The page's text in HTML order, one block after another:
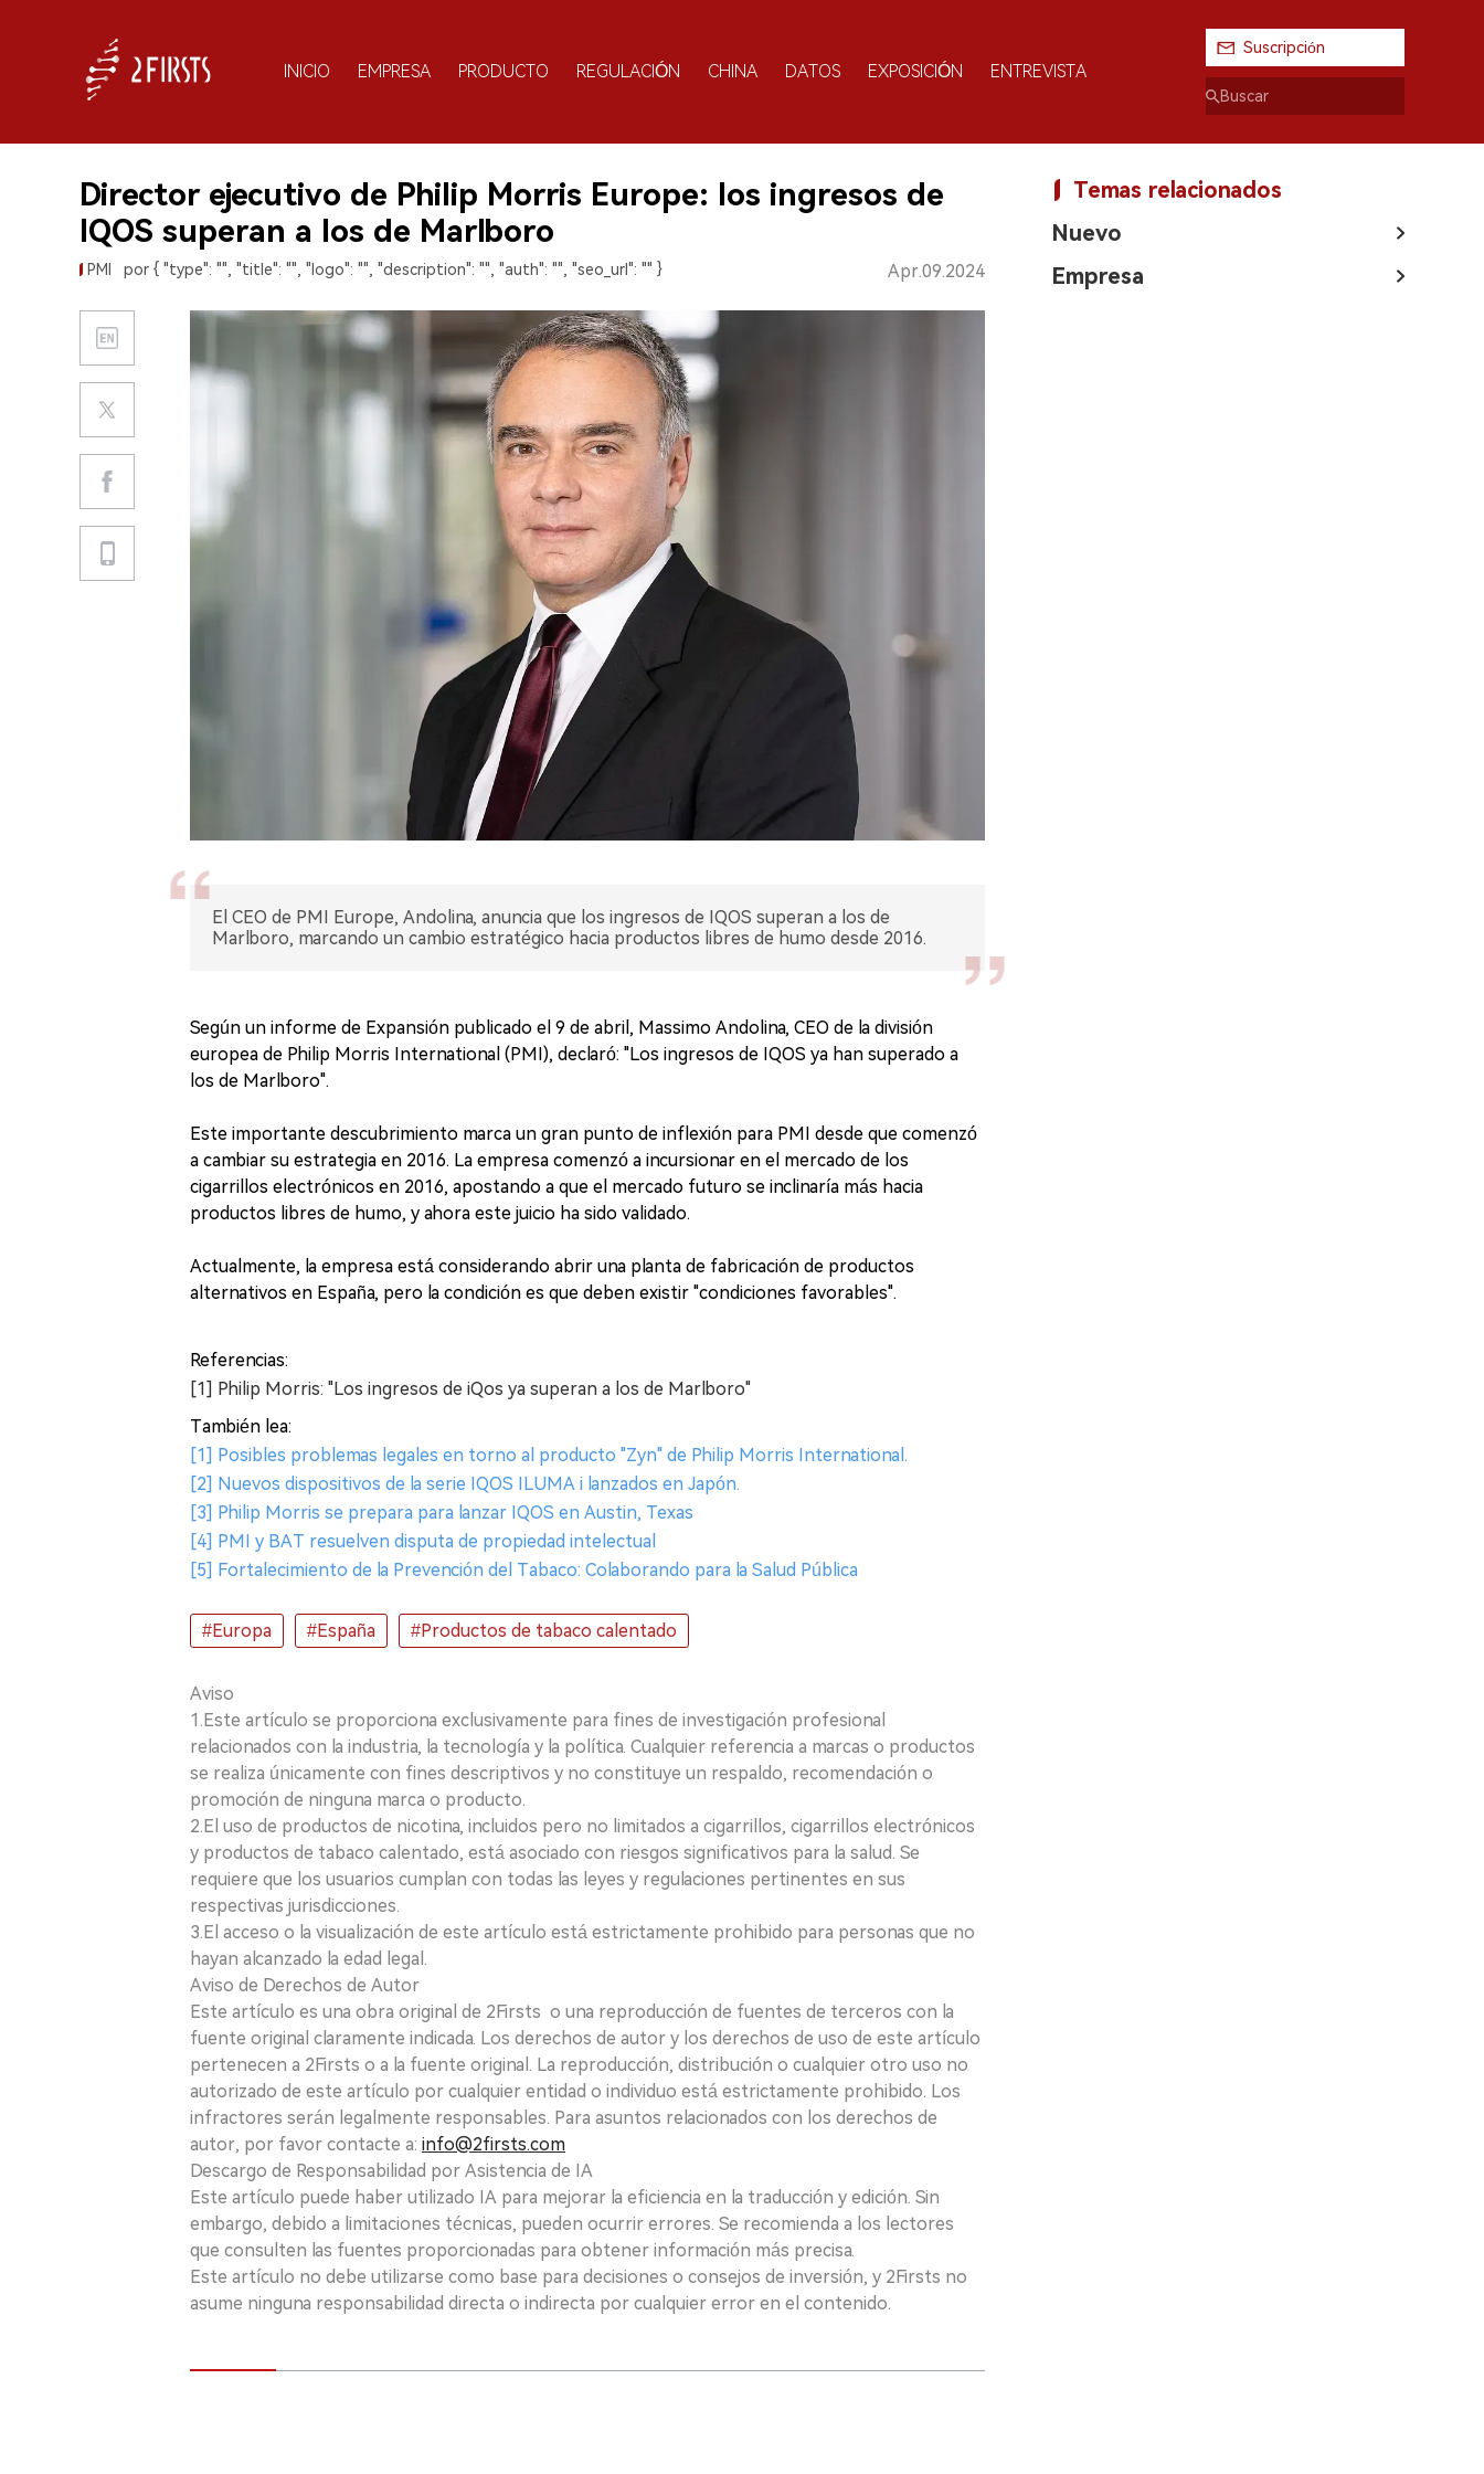
INICIO EMPRESA PRODUCTO REGULACIÓN CHINA DATOS EXPOSICIÓN ENTREVISTA
Suscripción
Director ejecutivo de Philip Morris Europe: los ingresos de
IQOS superan a los de Marlboro
PMI por { "type": "", "title": "", "logo": "", "description": "", "auth": "", "seo_url": "" } Apr.09.2024
El CEO de PMI Europe, Andolina, anuncia que los ingresos de IQOS superan a los de
Marlboro, marcando un cambio estratégico hacia productos libres de humo desde 2016.
Según un informe de Expansión publicado el 9 de abril, Massimo Andolina, CEO de la división
europea de Philip Morris International (PMI), declaró: "Los ingresos de IQOS ya han superado a
los de Marlboro".
Este importante descubrimiento marca un gran punto de inflexión para PMI desde que comenzó
a cambiar su estrategia en 2016. La empresa comenzó a incursionar en el mercado de los
cigarrillos electrónicos en 2016, apostando a que el mercado futuro se inclinaría más hacia
productos libres de humo, y ahora este juicio ha sido validado.
Actualmente, la empresa está considerando abrir una planta de fabricación de productos
alternativos en España, pero la condición es que deben existir "condiciones favorables".
Referencias:
[1] Philip Morris: "Los ingresos de iQos ya superan a los de Marlboro"
También lea:
[1] Posibles problemas legales en torno al producto "Zyn" de Philip Morris International.
[2] Nuevos dispositivos de la serie IQOS ILUMA i lanzados en Japón.
[3] Philip Morris se prepara para lanzar IQOS en Austin, Texas
[4] PMI y BAT resuelven disputa de propiedad intelectual
[5] Fortalecimiento de la Prevención del Tabaco: Colaborando para la Salud Pública
#Europa #España #Productos de tabaco calentado
Aviso
1.Este artículo se proporciona exclusivamente para fines de investigación profesional
relacionados con la industria, la tecnología y la política. Cualquier referencia a marcas o productos
se realiza únicamente con fines descriptivos y no constituye un respaldo, recomendación o
promoción de ninguna marca o producto.
2.El uso de productos de nicotina, incluidos pero no limitados a cigarrillos, cigarrillos electrónicos
y productos de tabaco calentado, está asociado con riesgos significativos para la salud. Se
requiere que los usuarios cumplan con todas las leyes y regulaciones pertinentes en sus
respectivas jurisdicciones.
3.El acceso o la visualización de este artículo está estrictamente prohibido para personas que no
hayan alcanzado la edad legal.
Aviso de Derechos de Autor
Este artículo es una obra original de 2Firsts o una reproducción de fuentes de terceros con la
fuente original claramente indicada. Los derechos de autor y los derechos de uso de este artículo
pertenecen a 2Firsts o a la fuente original. La reproducción, distribución o cualquier otro uso no
autorizado de este artículo por cualquier entidad o individuo está estrictamente prohibido. Los
infractores serán legalmente responsables. Para asuntos relacionados con los derechos de
autor, por favor contacte a: info@2firsts.com
Descargo de Responsabilidad por Asistencia de IA
Este artículo puede haber utilizado IA para mejorar la eficiencia en la traducción y edición. Sin
embargo, debido a limitaciones técnicas, pueden ocurrir errores. Se recomienda a los lectores
que consulten las fuentes proporcionadas para obtener información más precisa.
Este artículo no debe utilizarse como base para decisiones o consejos de inversión, y 2Firsts no
asume ninguna responsabilidad directa o indirecta por cualquier error en el contenido.
Temas relacionados
Nuevo
Empresa